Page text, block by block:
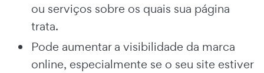
ou serviços sobre os quais sua página
trata.
Pode aumentar a visibilidade da marca
online, especialmente se o seu site estiver